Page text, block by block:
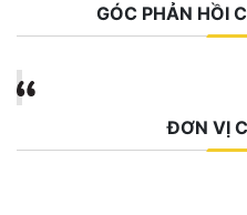
GÓC PHẢN HỒI
ĐƠN VỊ